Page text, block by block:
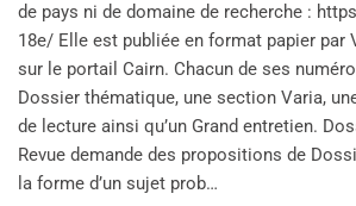
de pays ni de domaine de recherche :
18e/ Elle est publiée en format papier par
sur le portail Cairn. Chacun de ses
Dossier thématique, une section Varia,
de lecture ainsi qu’un Grand entretien.
Revue demande des propositions de
la forme d’un sujet prob…